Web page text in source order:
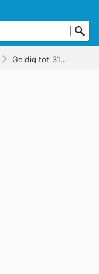
Geldig tot 31-08-2025